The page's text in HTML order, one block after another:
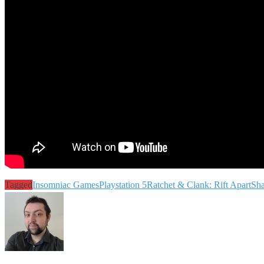
TaggedInsomniac GamesPlaystation 5Ratchet & Clank: Rift Apart